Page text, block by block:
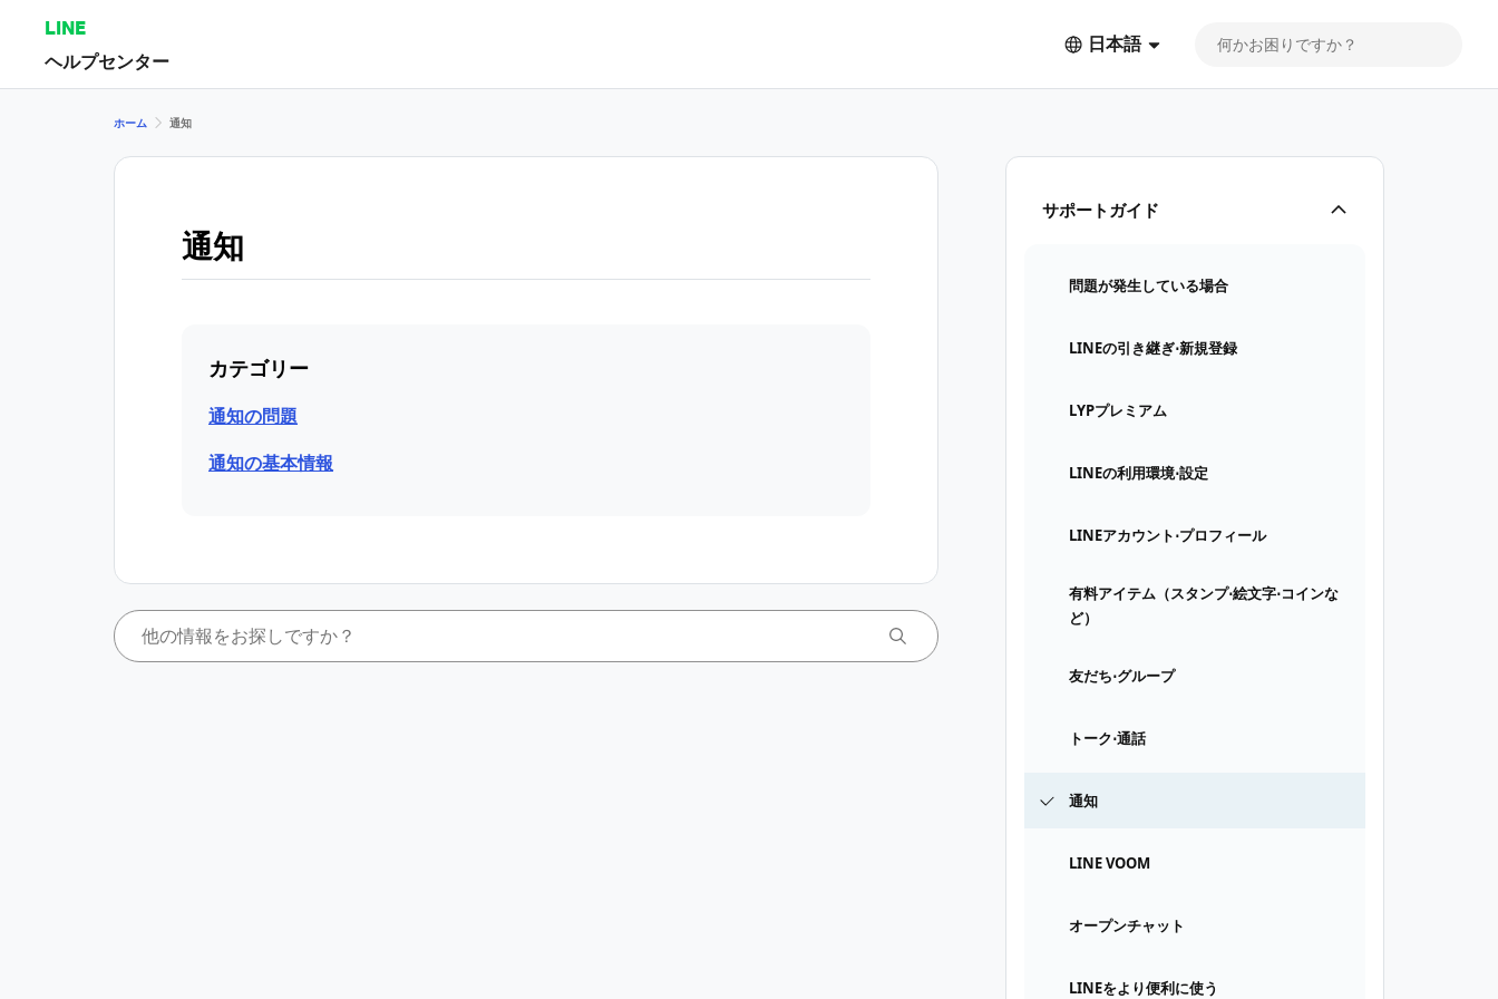
LINE
ヘルプセンター
日本語
サポートガイド
問題が発生している場合
LINEの引き継ぎ⋅新規登録
LYPプレミアム
LINEの利用環境⋅設定
LINEアカウント⋅プロフィール
有料アイテム（スタンプ⋅絵文字⋅コインな
ど）
友だち⋅グループ
トーク⋅通話
通知
LINE VOOM
オープンチャット
LINEをより便利に使う
ホーム 通知
通知
カテゴリー
通知の問題
通知の基本情報